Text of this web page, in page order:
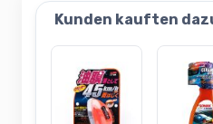
Kunden kauften